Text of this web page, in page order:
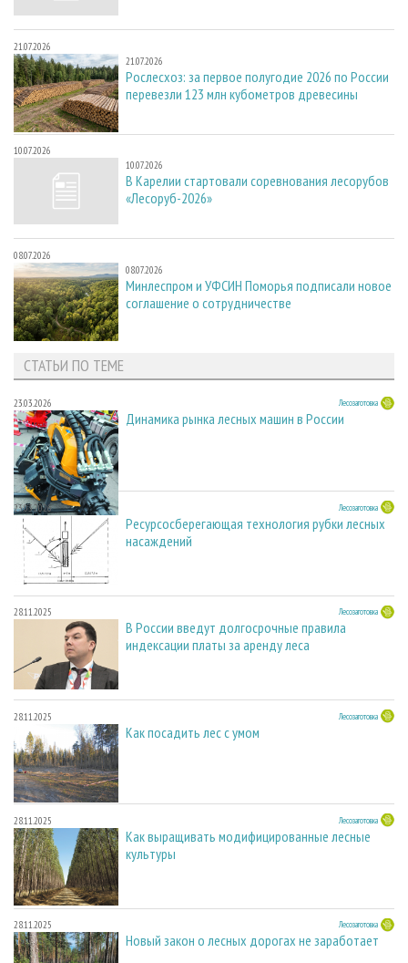
21.07.2026
21.07.2026
Рослесхоз: за первое полугодие 2026 по России
перевезли 123 млн кубометров древесины
10.07.2026
10.07.2026
В Карелии стартовали соревнования лесорубов
«Лесоруб-2026»
08.07.2026
08.07.2026
Минлеспром и УФСИН Поморья подписали новое
соглашение о сотрудничестве
СТАТЬИ ПО ТЕМЕ
23.03.2026 Лесозаготовка
Динамика рынка лесных машин в России
23.03.2026 Лесозаготовка
Ресурсосберегающая технология рубки лесных
насаждений
28.11.2025 Лесозаготовка
В России введут долгосрочные правила
индексации платы за аренду леса
28.11.2025 Лесозаготовка
Как посадить лес с умом
28.11.2025 Лесозаготовка
Как выращивать модифицированные лесные
культуры
28.11.2025 Лесозаготовка
Новый закон о лесных дорогах не заработает